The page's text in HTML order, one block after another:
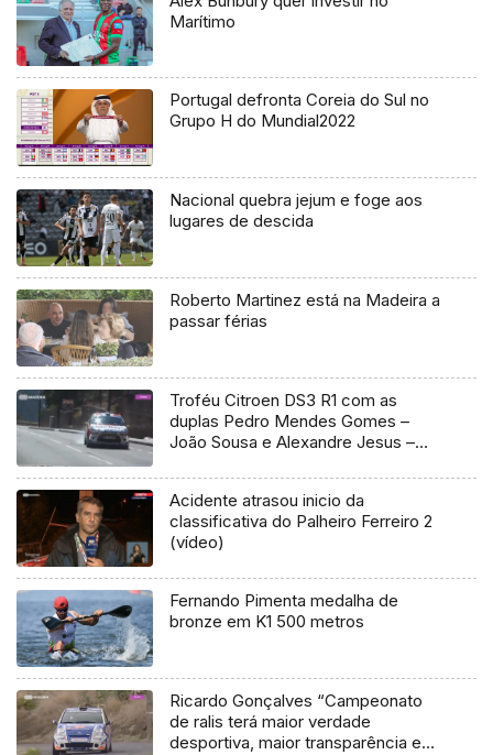
Marítimo
Portugal defronta Coreia do Sul no
Grupo H do Mundial2022
Nacional quebra jejum e foge aos
lugares de descida
Roberto Martinez está na Madeira a
passar férias
Troféu Citroen DS3 R1 com as
duplas Pedro Mendes Gomes –
João Sousa e Alexandre Jesus –
Acidente atrasou inicio da
classificativa do Palheiro Ferreiro 2
(vídeo)
Fernando Pimenta medalha de
bronze em K1 500 metros
Ricardo Gonçalves “Campeonato
de ralis terá maior verdade
desportiva, maior transparência e